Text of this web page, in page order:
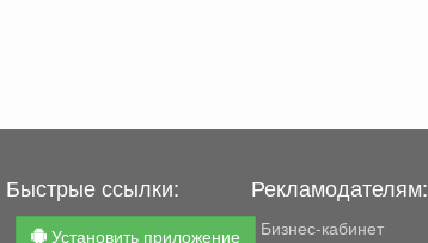
Быстрые ссылки:
Установить приложение
Рекламодателям:
Бизнес-кабинет